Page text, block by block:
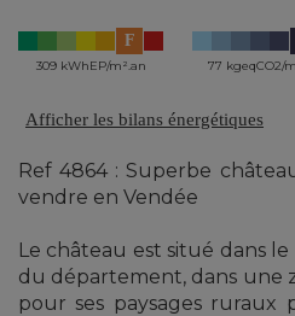
F
309 kWhEP/m².an 77 kgeqCO2/
Afficher les bilans énergétiques
Ref 4864 : Superbe
vendre en Vendée
Le château est situé dans le
du département, dans une
pour ses paysages ruraux